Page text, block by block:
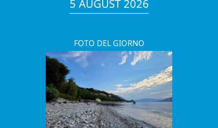
5 AUGUST 2026
FOTO DEL GIORNO